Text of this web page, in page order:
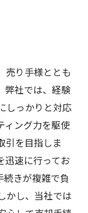
売り手様ととも
弊社では、経験
しっかりと対応
ィング力を駆使
引を目指しま
迅速に行ってお
続きが複雑で負
かし、当社では